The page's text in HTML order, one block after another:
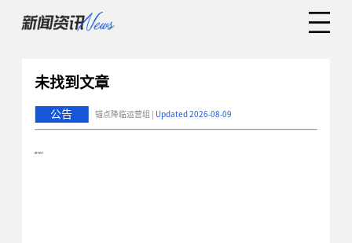
未找到文章
公告 锚点降临运营组 | Updated 2026-08-09
error